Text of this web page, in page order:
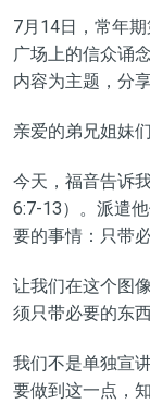
7月 14日，常年
广场上的信众诵
内容为主题，分
亲爱的弟兄姐妹
今天，福音告诉
6:7-13） 。派遣
要的事情： 只带
让我们在这个图像
须只带必要的东西
我们不是单独宣
要做到这一点，